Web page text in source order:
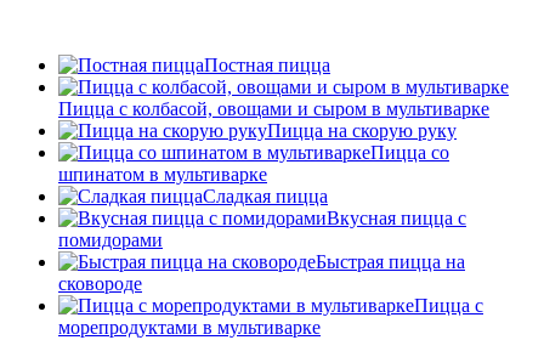
Постная пицца
Пицца с колбасой, овощами и сыром в мультиварке
Пицца на скорую руку
Пицца со
шпинатом в мультиварке
Сладкая пицца
Вкусная пицца с
помидорами
Быстрая пицца на
сковороде
Пицца с
морепродуктами в мультиварке